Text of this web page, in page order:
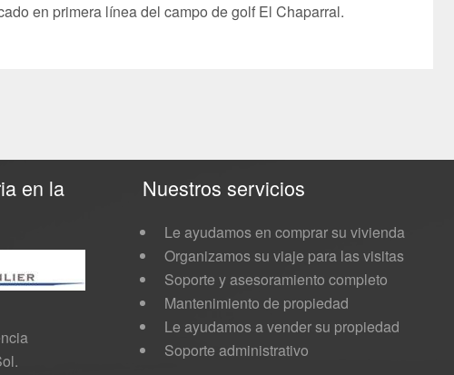
en primera línea del campo de golf El Chaparral.
en la
Nuestros servicios
Le ayudamos en comprar su vivienda
Organizamos su viaje para las visitas
Soporte y asesoramiento completo
Mantenimiento de propiedad
Le ayudamos a vender su propiedad
Soporte administrativo